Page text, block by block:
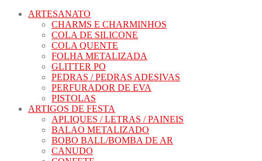
ARTESANATO
CHARMS E CHARMINHOS
COLA DE SILICONE
COLA QUENTE
FOLHA METALIZADA
GLITTER PO
PEDRAS / PEDRAS ADESIVAS
PERFURADOR DE EVA
PISTOLAS
ARTIGOS DE FESTA
APLIQUES / LETRAS / PAINEIS
BALAO METALIZADO
BOBO BALL/BOMBA DE AR
CANUDO